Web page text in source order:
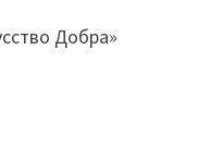
Добра»